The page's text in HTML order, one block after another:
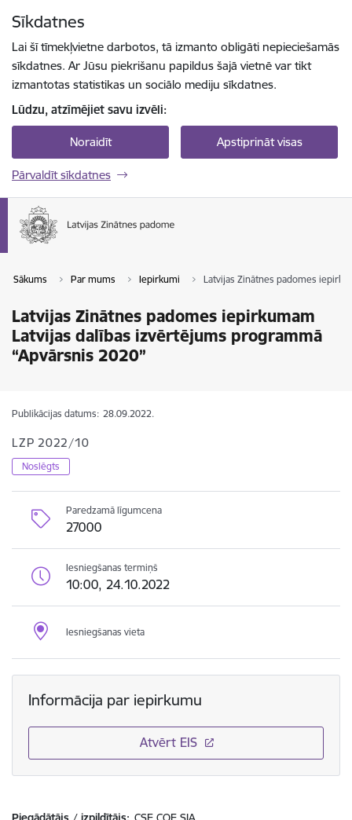
Sīkdatnes
Lai šī tīmekļvietne darbotos, tā izmanto obligāti nepieciešamās
sīkdatnes. Ar Jūsu piekrišanu papildus šajā vietnē var tikt
izmantotas statistikas un sociālo mediju sīkdatnes.
Lūdzu, atzīmējiet savu izvēli:
Noraidīt Apstiprināt visas
Pārvaldīt sīkdatnes
Sākums Par mums Iepirkumi Latvijas Zinātnes padomes
Latvijas Zinātnes padomes iepirkumam
Latvijas dalības izvērtējums programmā
“Apvārsnis 2020”
Publikācijas datums: 28.09.2022.
LZP 2022/10
Noslēgts
Paredzamā līgumcena
27000
Iesniegšanas termiņš
10:00, 24.10.2022
Iesniegšanas vieta
Informācija par iepirkumu
Atvērt EIS